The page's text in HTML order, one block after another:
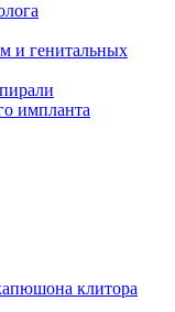
и генитальных
импланта
клитора